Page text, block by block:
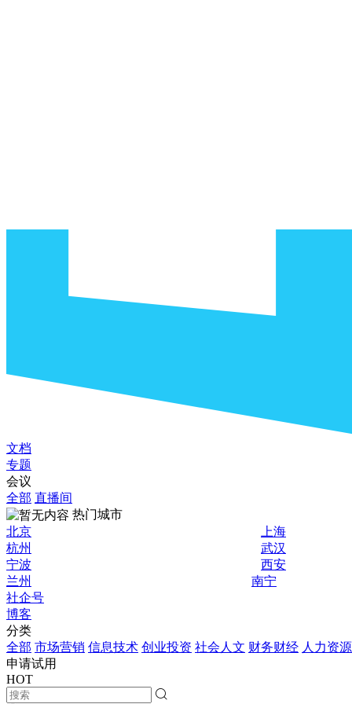
文档
专题
会议
全部 直播间
热门城市
北京
上海
杭州
武汉
宁波
西安
兰州
南宁
社企号
博客
分类
全部 市场营销 信息技术 创业投资 社会人文 财务财经 人力资源
申请试用
HOT